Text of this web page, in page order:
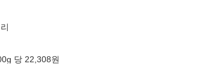
당 22,308원